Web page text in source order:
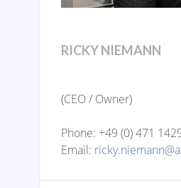
RICKY NIEMANN
(CEO / Owner)
Phone: +49 (0) 471
Email: